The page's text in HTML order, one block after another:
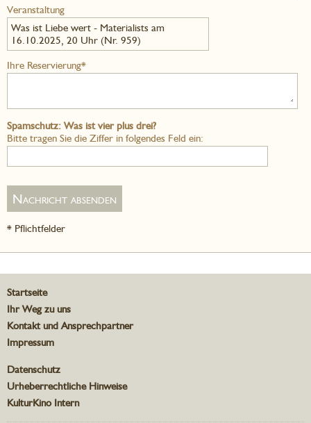
Veranstaltung
Was ist Liebe wert - Materialists am
16.10.2025, 20 Uhr (Nr. 959)
Ihre Reservierung*
Spamschutz: Was ist vier plus drei?
Bitte tragen Sie die Ziffer in folgendes Feld ein:
* Pflichtfelder
Startseite
Ihr Weg zu uns
Kontakt und Ansprechpartner
Impressum
Datenschutz
Urheberrechtliche Hinweise
KulturKino Intern